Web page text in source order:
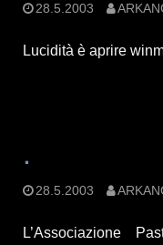
28.5.2003
Lucidità è aprire
.
28.5.2003
L’Associazione